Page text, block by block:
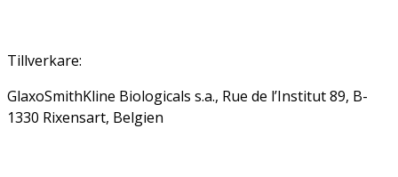
Tillverkare:
GlaxoSmithKline Biologicals s.a., Rue de l’Institut 89, B-
1330 Rixensart, Belgien